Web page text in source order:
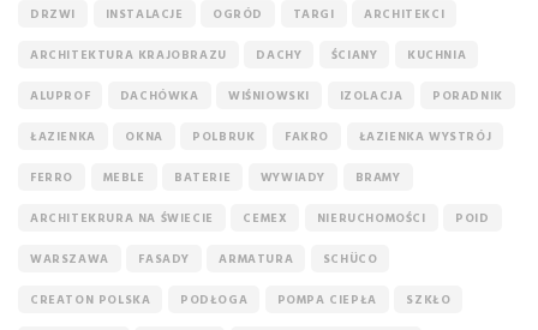
DRZWI INSTALACJE OGRÓD TARGI ARCHITEKCI
ARCHITEKTURA KRAJOBRAZU DACHY ŚCIANY KUCHNIA
ALUPROF DACHÓWKA WIŚNIOWSKI IZOLACJA PORADNIK
ŁAZIENKA OKNA POLBRUK FAKRO ŁAZIENKA WYSTRÓJ
FERRO MEBLE BATERIE WYWIADY BRAMY
ARCHITEKRURA NA ŚWIECIE CEMEX NIERUCHOMOŚCI POID
WARSZAWA FASADY ARMATURA SCHÜCO
CREATON POLSKA PODŁOGA POMPA CIEPŁA SZKŁO